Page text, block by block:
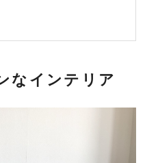
なインテリア